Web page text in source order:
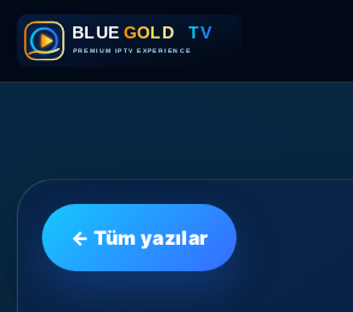
← Tüm yazılar